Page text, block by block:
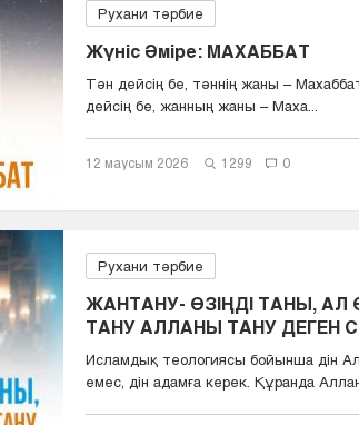
Рухани тәрбие
Жүніс Әміре: МАХАББАТ
Тән дейсің бе, тәннің жаны –
дейсің бе, жанның жаны – Маха...
12 маусым 2026 1299 0
Рухани тәрбие
ЖАНТАНУ- ӨЗІҢДІ ТАНЫ, АЛ
ТАНУ АЛЛАНЫ ТАНУ ДЕГЕН
Исламдық теологиясы бойынша дін
емес, дін адамға керек. Құранда